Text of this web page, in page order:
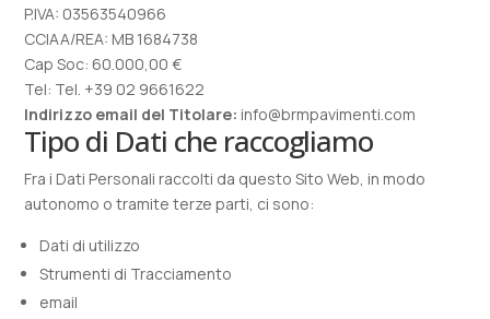
P.IVA: 03563540966
CCIAA/REA: MB 1684738
Cap Soc: 60.000,00 €
Tel: Tel. +39 02 9661622
Indirizzo email del Titolare: info@brmpavimenti.com
Tipo di Dati che raccogliamo
Fra i Dati Personali raccolti da questo Sito Web, in modo
autonomo o tramite terze parti, ci sono:
Dati di utilizzo
Strumenti di Tracciamento
email